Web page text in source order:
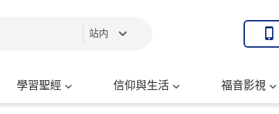
站内
學習聖經 信仰與生活 福音影視